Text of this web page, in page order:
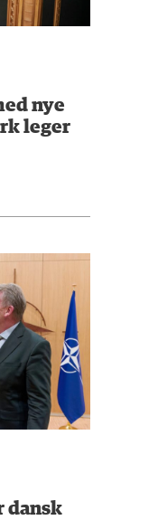
nye
leger
dansk